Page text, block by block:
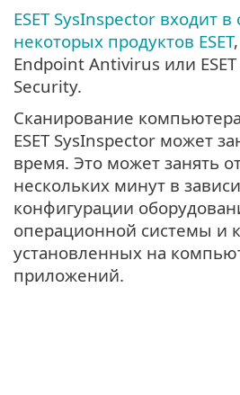
ESET SysInspector входит в
некоторых продуктов ESET
Endpoint Antivirus или
Security.
Сканирование
ESET SysInspector может
время. Это может занять
нескольких минут в
конфигурации
операционной системы и
установленных на
приложений.